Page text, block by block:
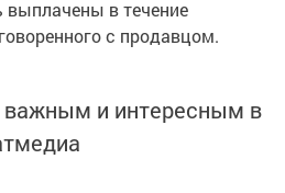
в течение
с продавцом.
и интересным в